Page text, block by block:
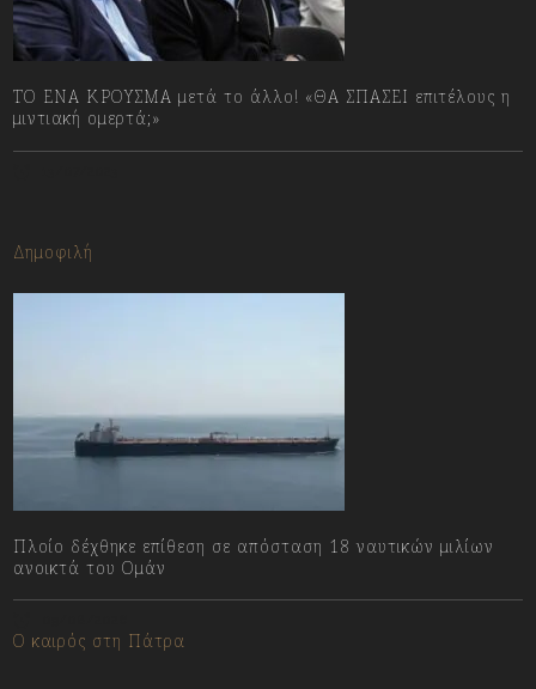
ΤΟ ΕΝΑ ΚΡΟΥΣΜΑ μετά το άλλο! «ΘΑ ΣΠΑΣΕΙ επιτέλους η
μιντιακή ομερτά;»
Δημοφιλή
Πλοίο δέχθηκε επίθεση σε απόσταση 18 ναυτικών μιλίων
ανοικτά του Ομάν
Ο καιρός στη Πάτρα